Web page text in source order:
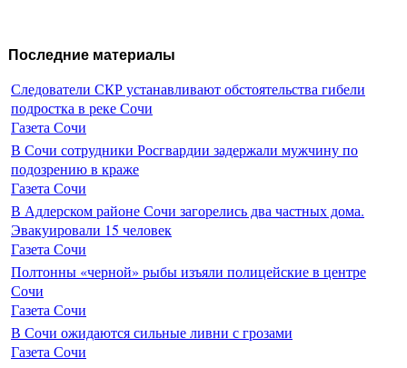
Последние материалы
Следователи СКР устанавливают обстоятельства гибели
подростка в реке Сочи
Газета Сочи
В Сочи сотрудники Росгвардии задержали мужчину по
подозрению в краже
Газета Сочи
В Адлерском районе Сочи загорелись два частных дома.
Эвакуировали 15 человек
Газета Сочи
Полтонны «черной» рыбы изъяли полицейские в центре
Сочи
Газета Сочи
В Сочи ожидаются сильные ливни с грозами
Газета Сочи